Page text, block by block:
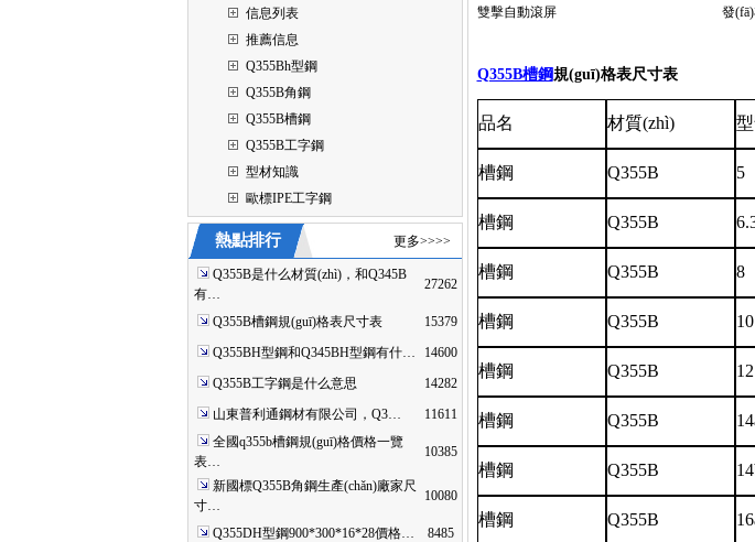
信息列表
推薦信息
Q355Bh型鋼
Q355B角鋼
Q355B槽鋼
Q355B工字鋼
型材知識
歐標IPE工字鋼
熱點排行 更多>>>>
Q355B是什么材質(zhì)，和Q345B
有…
27262
Q355B槽鋼規(guī)格表尺寸表
15379
Q355BH型鋼和Q345BH型鋼有什…
14600
Q355B工字鋼是什么意思
14282
山東普利通鋼材有限公司，Q3…
11611
全國q355b槽鋼規(guī)格價格一覽
表…
10385
新國標Q355B角鋼生產(chǎn)廠家尺
寸…
10080
Q355DH型鋼900*300*16*28價格…
8485
雙擊自動滾屏
發
Q355B槽鋼規(guī)格表尺寸表
品名 材質(zhì)
槽鋼 Q355B 5
槽鋼 Q355B
槽鋼 Q355B 8
槽鋼 Q355B 10
槽鋼 Q355B 12
槽鋼 Q355B
槽鋼 Q355B
槽鋼 Q355B